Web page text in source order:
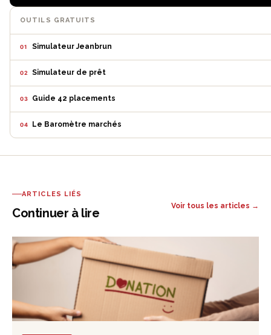
OUTILS GRATUITS
01 Simulateur Jeanbrun
02 Simulateur de prêt
03 Guide 42 placements
04 Le Baromètre marchés
ARTICLES LIÉS
Continuer à lire Voir tous les articles →